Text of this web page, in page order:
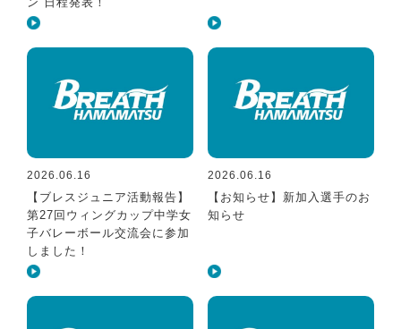
2026.06.16
【ブレスジュニア活動報告】
第27回ウィングカップ中学女
子バレーボール交流会に参加
しました！
2026.06.16
【お知らせ】新加入選手のお
知らせ